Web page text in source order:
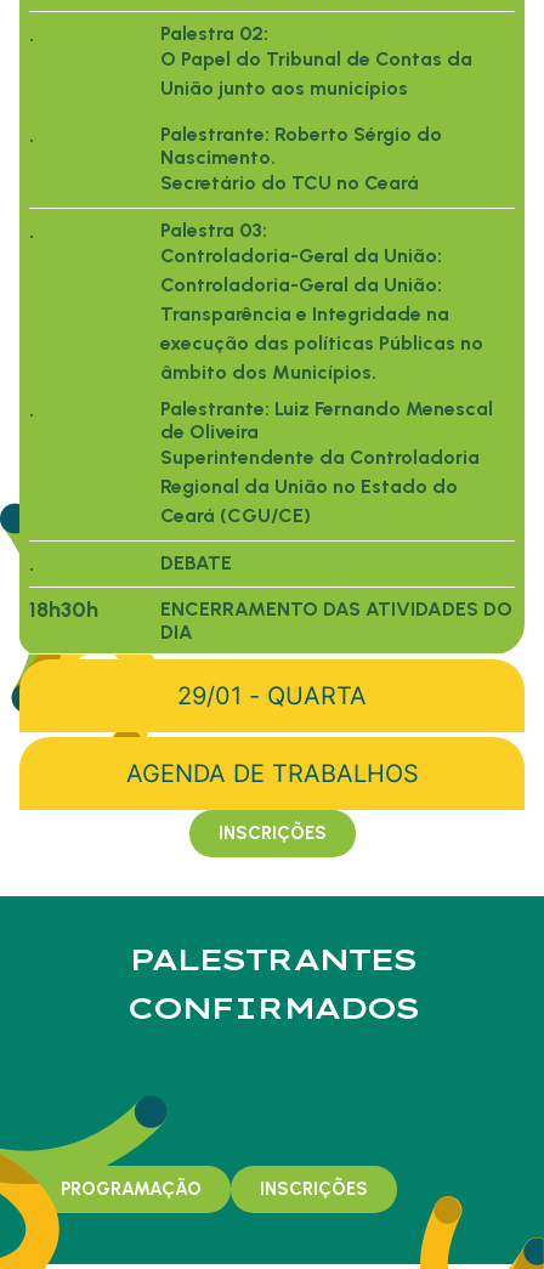
29/01 - QUARTA
AGENDA DE TRABALHOS
.
Palestra 02:
O Papel do Tribunal de Contas da
União junto aos municípios
.
Palestrante: Roberto Sérgio do
Nascimento.
Secretário do TCU no Ceará
.
Palestra 03:
Controladoria-Geral da União:
Controladoria-Geral da União:
Transparência e Integridade na
execução das políticas Públicas no
âmbito dos Municípios.
.
Palestrante: Luiz Fernando Menescal
de Oliveira
Superintendente da Controladoria
Regional da União no Estado do
Ceará (CGU/CE)
. DEBATE
18h30h
ENCERRAMENTO DAS ATIVIDADES DO
DIA
INSCRIÇÕES
PALESTRANTES
CONFIRMADOS
PROGRAMAÇÃO INSCRIÇÕES